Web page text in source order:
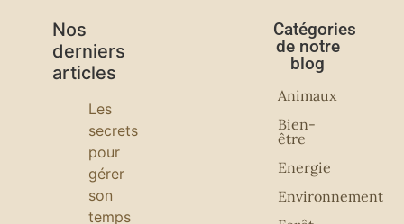
Nos
derniers
articles
Les
secrets
pour
gérer
son
temps
Catégories
de notre
blog
Animaux
Bien-
être
Energie
Environnement